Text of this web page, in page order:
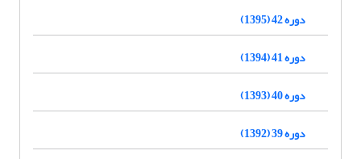
دوره 42 (1395)
دوره 41 (1394)
دوره 40 (1393)
دوره 39 (1392)